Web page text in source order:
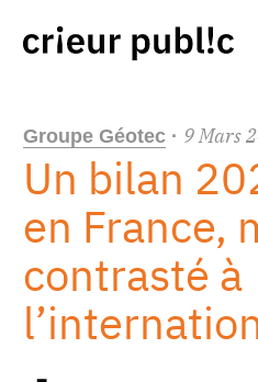
Groupe Géotec · 9Mars
Un bilan
en France,
contrasté à